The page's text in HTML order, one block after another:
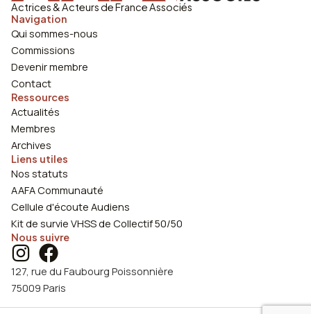
Actrices & Acteurs de France Associés
Navigation
Qui sommes-nous
Commissions
Devenir membre
Contact
Ressources
Actualités
Membres
Archives
Liens utiles
Nos statuts
AAFA Communauté
Cellule d'écoute Audiens
Kit de survie VHSS de Collectif 50/50
Nous suivre
127, rue du Faubourg Poissonnière
75009 Paris